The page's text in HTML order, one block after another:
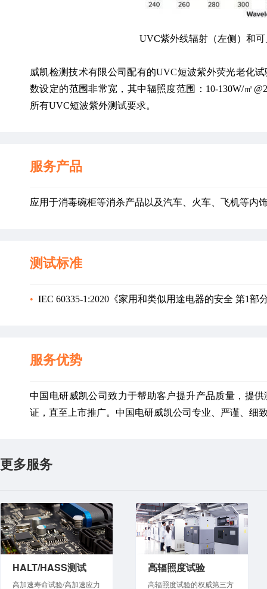
UVC紫外线辐射（左侧）和
威凯检测技术有限公司配有的UVC短波紫外荧光老化
数设定的范围非常宽，其中辐照度范围：10-130W/㎡
所有UVC短波紫外测试要求。
服务产品
应用于消毒碗柜等消杀产品以及汽车、火车、飞机等内
测试标准
• IEC 60335-1:2020《家用和类似用途电器的安全 第1部
服务优势
中国电研威凯公司致力于帮助客户提升产品质量，提
证，直至上市推广。中国电研威凯公司专业、严谨、细
更多服务
HALT/HASS测试
高加速寿命试验/高加速应力
高辐照度试验
高辐照度试验的权威第三方